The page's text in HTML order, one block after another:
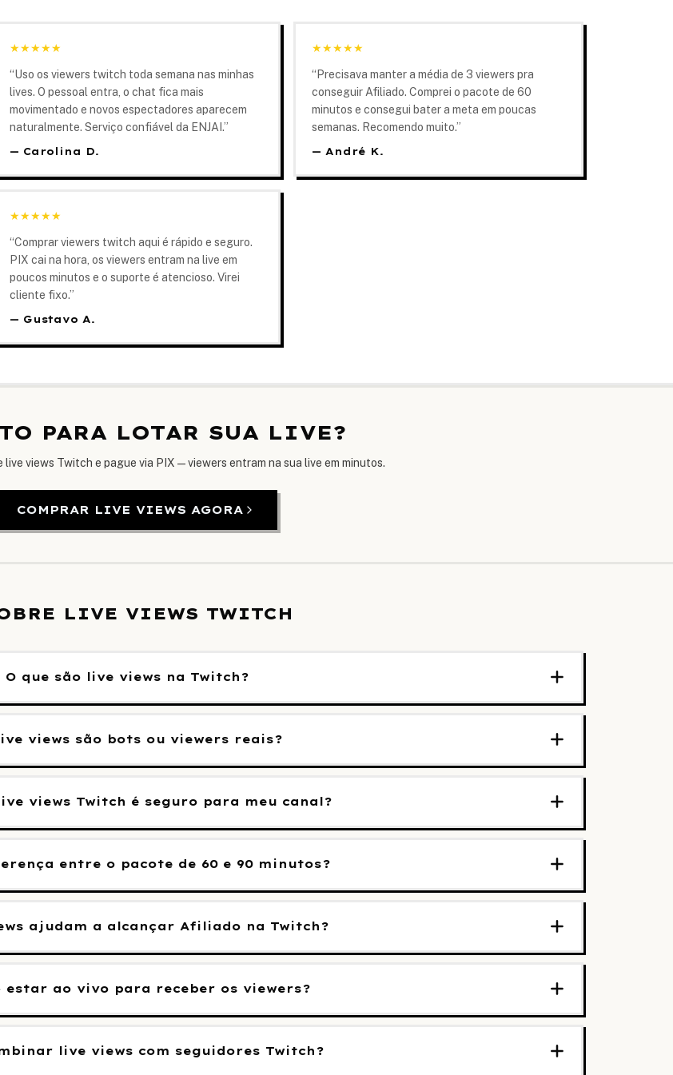
★★★★★
“Uso os viewers twitch toda semana nas minhas
lives. O pessoal entra, o chat fica mais
movimentado e novos espectadores aparecem
naturalmente. Serviço confiável da ENJAI.”
— Carolina D.
★★★★★
“ Precisava manter a média de 3 viewers pra
conseguir Afiliado. Comprei o pacote de 60
minutos e consegui bater a meta em poucas
semanas. Recomendo muito.”
—André K.
★★★★★
“Comprar viewers twitch aqui é rápido e seguro.
PIX cai na hora, os viewers entram na live em
poucos minutos e o suporte é atencioso. Virei
cliente fixo.”
— Gustavo A.
PARA LOTAR SUA LIVE?
live views Twitch e pague via PIX — viewers entram na sua live em minutos.
COMPRAR LIVE VIEWS AGORA
LIVE VIEWS TWITCH
O que são live views na Twitch?
views são bots ou viewers reais?
views Twitch é seguro para meu canal?
entre o pacote de 60 e 90 minutos?
ajudam a alcançar Afiliado na Twitch?
estar ao vivo para receber os viewers?
live views com seguidores Twitch?